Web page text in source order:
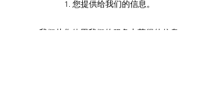
1. 您提供给我们的信息。
2.我们从您使用我们的服务中获得的信息。